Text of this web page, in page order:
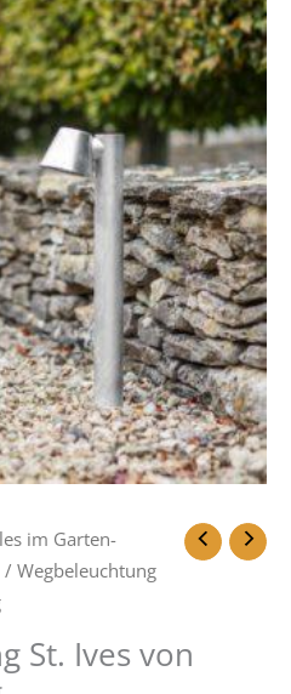
im Garten-
/ Wegbeleuchtung
St. Ives von